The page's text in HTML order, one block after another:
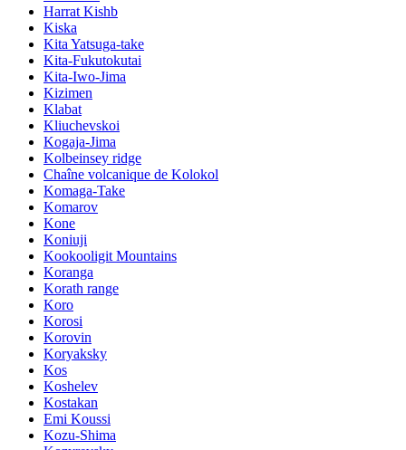
Harrat Kishb
Kiska
Kita Yatsuga-take
Kita-Fukutokutai
Kita-Iwo-Jima
Kizimen
Klabat
Kliuchevskoi
Kogaja-Jima
Kolbeinsey ridge
Chaîne volcanique de Kolokol
Komaga-Take
Komarov
Kone
Koniuji
Kookooligit Mountains
Koranga
Korath range
Koro
Korosi
Korovin
Koryaksky
Kos
Koshelev
Kostakan
Emi Koussi
Kozu-Shima